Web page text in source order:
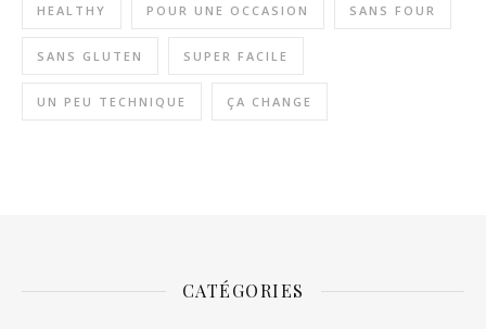
HEALTHY POUR UNE OCCASION SANS FOUR
SANS GLUTEN SUPER FACILE
UN PEU TECHNIQUE ÇA CHANGE
CATÉGORIES